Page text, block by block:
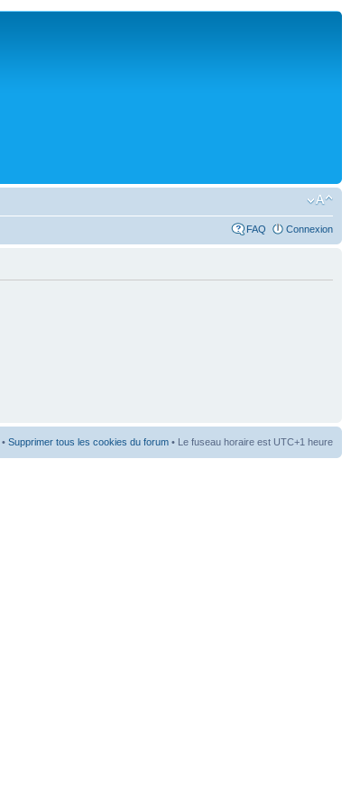
FAQ Connexion
• Supprimer tous les cookies du forum • Le fuseau horaire est UTC+1 heure